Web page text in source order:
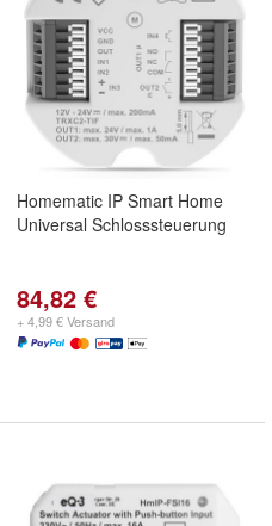
Homematic IP Smart Home
Universal Schlosssteuerung
84,82 €
+ 4,99 € Versand